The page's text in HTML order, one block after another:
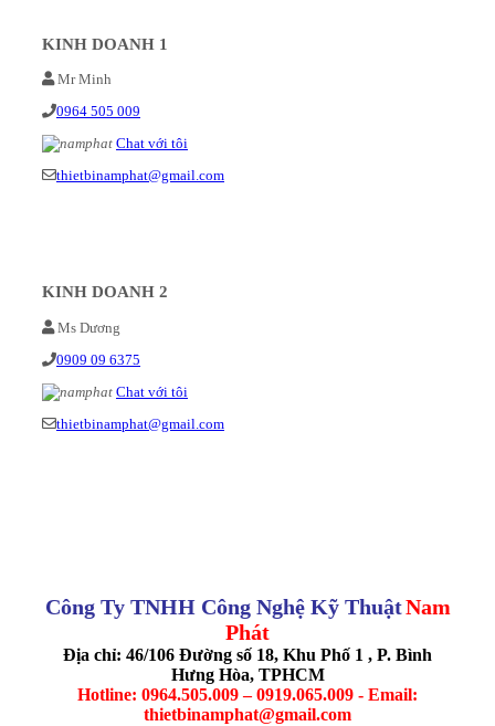
KINH DOANH 1
Mr Minh
0964 505 009
Chat với tôi
thietbinamphat@gmail.com
KINH DOANH 2
Ms Dương
0909 09 6375
Chat với tôi
thietbinamphat@gmail.com
Công Ty TNHH Công Nghệ Kỹ ThuậtNam
Phát
Địa chỉ: 46/106 Đường số 18, Khu Phố 1 , P. Bình
Hưng Hòa, TPHCM
Hotline: 0964.505.009 – 0919.065.009 - Email:
thietbinamphat@gmail.com